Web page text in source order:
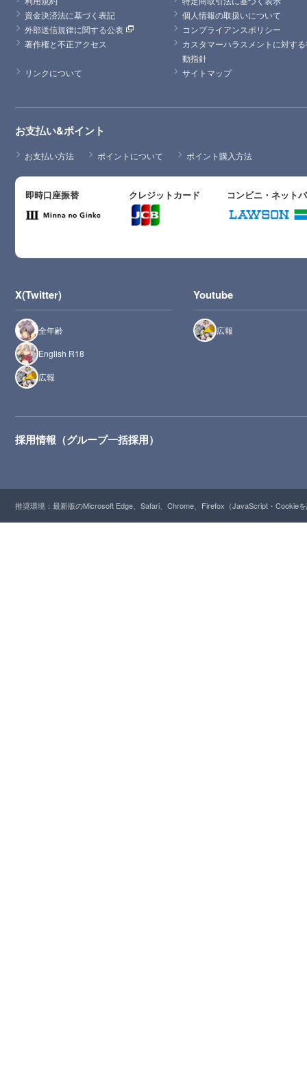
資金決済法に基づく表記
個人情報の取扱いについて
外部送信規律に関する公表
コンプライアンスポリシー
著作権と不正アクセス
カスタマーハラスメントに対す
動指針
リンクについて
サイトマップ
お支払い&ポイント
お支払い方法 ポイントについて ポイント購入方法
即時口座振替 クレジットカード コンビニ・ネット
X(Twitter)
全年齢
English R18
広報
Youtube
広報
採用情報（グループ一括採用）
推奨環境：最新版のMicrosoft Edge、Safari、Chrome、Firefox（JavaScript・Cookie